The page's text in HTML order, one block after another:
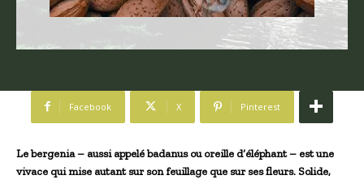
Facebook X Pinterest
Le bergenia – aussi appelé badanus ou oreille d’éléphant – est une
vivace qui mise‍ autant sur son feuillage que sur ses fleurs. Solide,